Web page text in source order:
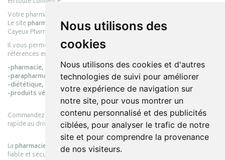
Nous utilisons des
cookies
Nous utilisons des cookies et d'autres
technologies de suivi pour améliorer
votre expérience de navigation sur
notre site, pour vous montrer un
contenu personnalisé et des publicités
ciblées, pour analyser le trafic de notre
site et pour comprendre la provenance
de nos visiteurs.
Votre pharmacie en ligne :
Le sitepharmacie-cayeux.frest le prolongement digital de la pharmacie
Cayeux Pharmabest Berck-sur-Mer – Rang-du-Fliers.
Il vous permet de réaliser vos achats en ligne parmi des milliers de
références en :
-pharmacie,
-parapharmacie,
-diététique,
-produits vétérinaires.
Commandez simplement vos produits en ligne et choisissez le retrait
rapide au drive ou la livraison à domicile, en toute simplicité.
Lapharmacie Cayeuxs’engage à vous offrir une expérience pratique,
fiable et sécurisée, en officine comme en ligne, au service de votre